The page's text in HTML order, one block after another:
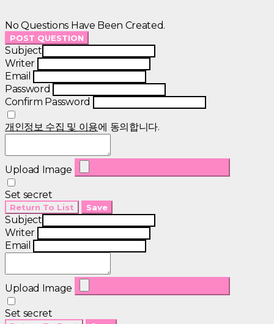
No Questions Have Been Created.
POST QUESTION
Subject
Writer
Email
Password
Confirm Password
개인정보 수집 및 이용에 동의합니다.
Upload Image
Set secret
Return To List Save
Subject
Writer
Email
Upload Image
Set secret